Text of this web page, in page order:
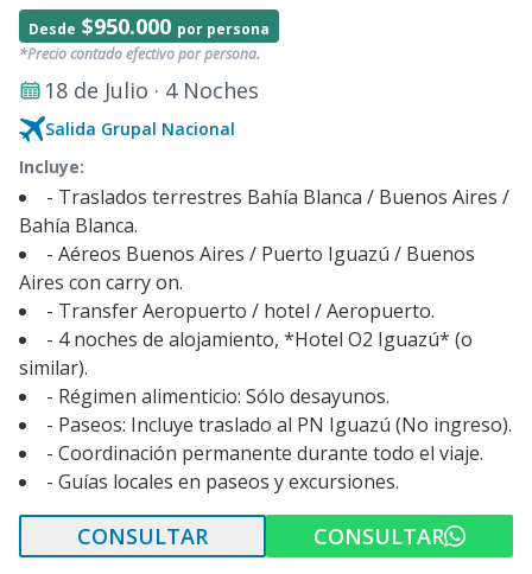
Desde $950.000 por persona
*Precio contado efectivo por persona.
18 de Julio · 4 Noches
Salida Grupal Nacional
Incluye:
- Traslados terrestres Bahía Blanca / Buenos Aires /
Bahía Blanca.
- Aéreos Buenos Aires / Puerto Iguazú / Buenos
Aires con carry on.
- Transfer Aeropuerto / hotel / Aeropuerto.
- 4 noches de alojamiento, *Hotel O2 Iguazú* (o
similar).
- Régimen alimenticio: Sólo desayunos.
- Paseos: Incluye traslado al PN Iguazú (No ingreso).
- Coordinación permanente durante todo el viaje.
- Guías locales en paseos y excursiones.
CONSULTAR CONSULTAR